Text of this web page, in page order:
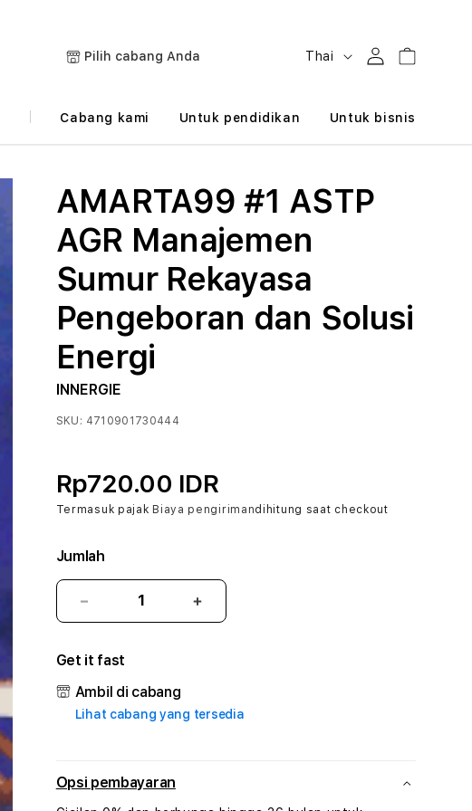
Pilih cabang Anda
B
h
a
Thai MasukKeranjang
Cabang kami Untuk pendidikan Untuk bisnis
AMARTA99 #1 ASTP
AGR Manajemen
Sumur Rekayasa
Pengeboran dan Solusi
Energi
INNERGIE
SKU: 4710901730444
Rp720.00 IDR
Termasuk pajak Biaya pengirimandihitung saat checkout
Jumlah
Kurangi
jumlah
AMARTA99
#1
ASTP
AGR
Rekayasa
Tambah
jumlah
ASTP
AGR
Get it fast
Ambil di cabang
Lihat cabang yang tersedia
Opsi pembayaran